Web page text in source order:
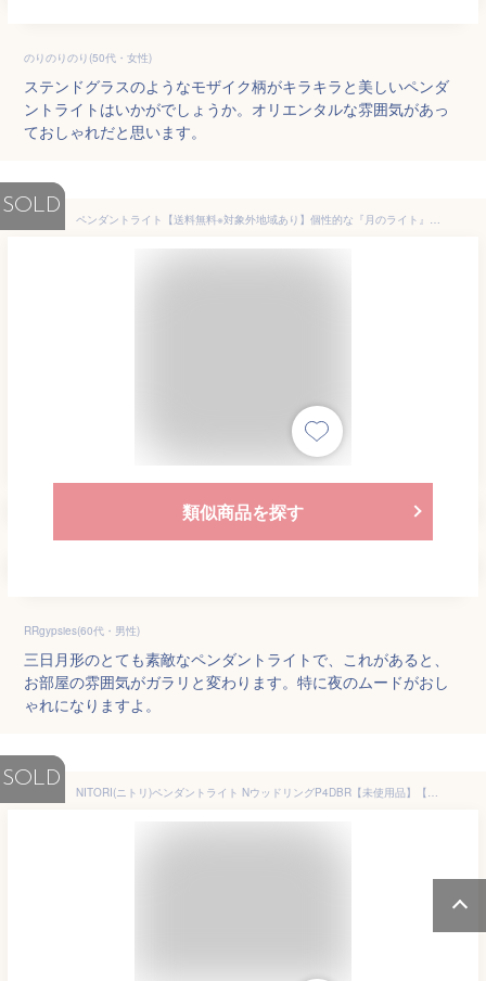
のりのりのり(50代・女性)
ステンドグラスのようなモザイク柄がキラキラと美しいペンダ
ントライトはいかがでしょうか。オリエンタルな雰囲気があっ
ておしゃれだと思います。
SOLD
ペンダントライト【送料無料※対象外地域あり】個性的な『月のライト』 led 5灯月 工事不要 取付簡単 led 天井照明 インテリア ライト シーリングライト 吊り下げ おしゃれ かわいい 北欧 飾り 星 三日月 照明器具（引っ掛けシーリング用）
類似商品を探す
RRgypsies(60代・男性)
三日月形のとても素敵なペンダントライトで、これがあると、
お部屋の雰囲気がガラリと変わります。特に夜のムードがおし
ゃれになりますよ。
SOLD
NITORI(ニトリ)ペンダントライト NウッドリングP4DBR【未使用品】【季節・空調・生活家電】【中古】【SA】【72】